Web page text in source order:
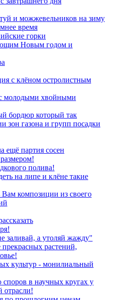
и можжевельников на зиму
время
горки
Новым годом и
с клёном остролистным
молодыми хвойными
бордюр который так
зон газона и групп посадки
ещё партия сосен
полива!
на липе и клёне такие
Вам композиции из своего
заливай, а утоляй жажду"
растений,
культур - монилиальный
в научных кругах у
отрасли!